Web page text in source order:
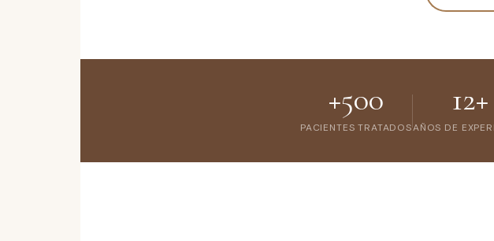
+500
PACIENTES TRATADOS
12+
AÑOS DE